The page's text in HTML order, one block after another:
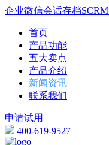
企业微信会话存档
首页
产品功能
五大卖点
产品介绍
新闻资讯
联系我们
申请试用
400-619-9527